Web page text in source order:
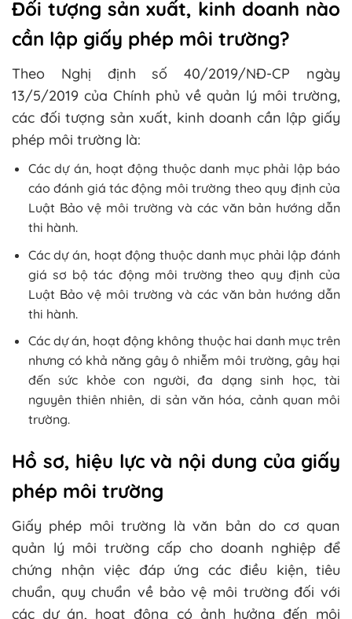
Đối tượng sản xuất, kinh doanh nào
cần lập giấy phép môi trường?
Theo Nghị định số 40/2019/NĐ-CP ngày
13/5/2019 của Chính phủ về quản lý môi trường,
các đối tượng sản xuất, kinh doanh cần lập giấy
phép môi trường là:
Các dự án, hoạt động thuộc danh mục phải lập báo
cáo đánh giá tác động môi trường theo quy định của
Luật Bảo vệ môi trường và các văn bản hướng dẫn
thi hành.
Các dự án, hoạt động thuộc danh mục phải lập đánh
giá sơ bộ tác động môi trường theo quy định của
Luật Bảo vệ môi trường và các văn bản hướng dẫn
thi hành.
Các dự án, hoạt động không thuộc hai danh mục trên
nhưng có khả năng gây ô nhiễm môi trường, gây hại
đến sức khỏe con người, đa dạng sinh học, tài
nguyên thiên nhiên, di sản văn hóa, cảnh quan môi
trường.
Hồ sơ, hiệu lực và nội dung của giấy
phép môi trường
Giấy phép môi trường là văn bản do cơ quan
quản lý môi trường cấp cho doanh nghiệp để
chứng nhận việc đáp ứng các điều kiện, tiêu
chuẩn, quy chuẩn về bảo vệ môi trường đối với
các dự án, hoạt động có ảnh hưởng đến môi